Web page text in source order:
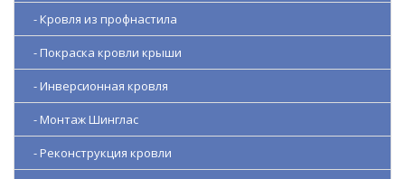
- Кровля из профнастила
- Покраска кровли крыши
- Инверсионная кровля
- Монтаж Шинглас
- Реконструкция кровли